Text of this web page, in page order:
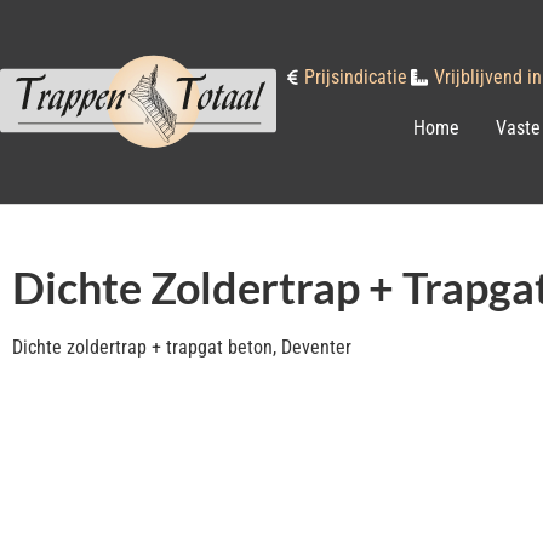
Prijsindicatie Vrijblijvend
Home
Dichte Zoldertrap +
Dichte zoldertrap + trapgat beton, Deventer